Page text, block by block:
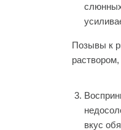
Позывы к
вкус